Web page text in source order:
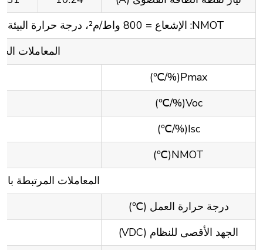
NMOT: الإشعاع = 800 واط/م²، درجة حرارة البيئة = 20 ℃, AM=1.5, سرعة الرياح: 1 متر/ثانية
المعاملات
Pmax(%/℃)
Voc(%/℃)
Isc(%/℃)
NMOT(℃)
المعاملات المرتبطة
درجة حرارة العمل (℃)
الجهد الأقصى للنظام (VDC)